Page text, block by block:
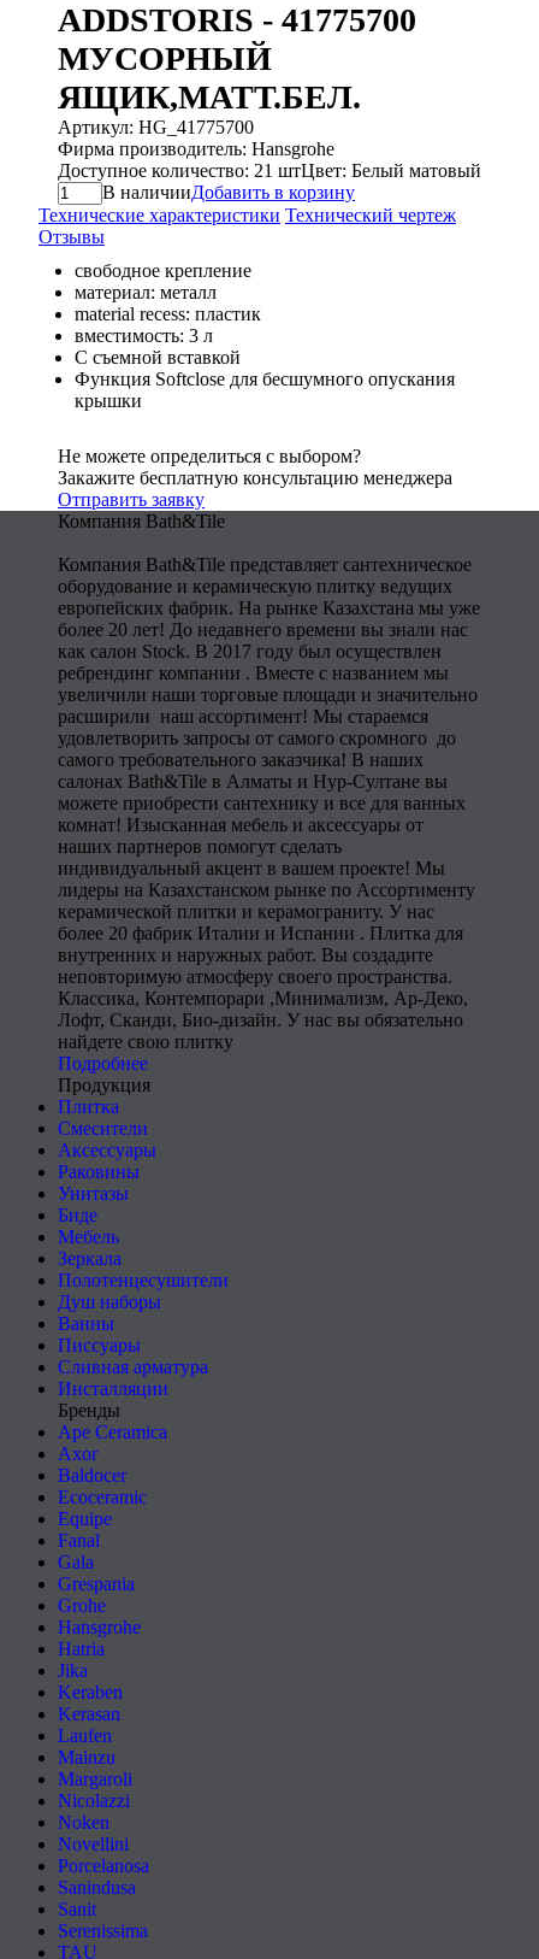
ADDSTORIS - 41775700
МУСОРНЫЙ
ЯЩИК,МАТТ.БЕЛ.
Артикул: HG_41775700
Фирма производитель: Hansgrohe
Доступное количество: 21 штЦвет: Белый матовый
В наличииДобавить в корзину
Технические характеристики Технический чертеж
Отзывы
свободное крепление
материал: металл
material recess: пластик
вместимость: 3 л
С съемной вставкой
Функция Softclose для бесшумного опускания
крышки
Не можете определиться с выбором?
Закажите бесплатную консультацию менеджера
Отправить заявку
Компания Bath&Tile
Компания Bath&Tile представляет сантехническое
оборудование и керамическую плитку ведущих
европейских фабрик. На рынке Казахстана мы уже
более 20 лет! До недавнего времени вы знали нас
как салон Stock. В 2017 году был осуществлен
ребрендинг компании . Вместе с названием мы
увеличили наши торговые площади и значительно
расширили наш ассортимент! Мы стараемся
удовлетворить запросы от самого скромного до
самого требовательного заказчика! В наших
салонах Bath&Tile в Алматы и Нур-Султане вы
можете приобрести сантехнику и все для ванных
комнат! Изысканная мебель и аксессуары от
наших партнеров помогут сделать
индивидуальный акцент в вашем проекте! Мы
лидеры на Казахстанском рынке по Ассортименту
керамической плитки и керамограниту. У нас
более 20 фабрик Италии и Испании . Плитка для
внутренних и наружных работ. Вы создадите
неповторимую атмосферу своего пространства.
Классика, Контемпорари ,Минимализм, Ар-Деко,
Лофт, Сканди, Био-дизайн. У нас вы обязательно
найдете свою плитку
Подробнее
Продукция
Плитка
Смесители
Аксессуары
Раковины
Унитазы
Биде
Мебель
Зеркала
Полотенцесушители
Душ наборы
Ванны
Писсуары
Сливная арматура
Инсталляции
Бренды
Ape Ceramica
Axor
Baldocer
Ecoceramic
Equipe
Fanal
Gala
Grespania
Grohe
Hansgrohe
Hatria
Jika
Keraben
Kerasan
Laufen
Mainzu
Margaroli
Nicolazzi
Noken
Novellini
Porcelanosa
Sanindusa
Sanit
Serenissima
TAU